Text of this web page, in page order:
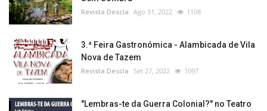
Revista Descla Ago 31, 2022 1108
3.ª Feira Gastronómica - Alambicada de Vila
Nova de Tazem
Revista Descla Set 27, 2022 1097
"Lembras-te da Guerra Colonial?" no Teatro